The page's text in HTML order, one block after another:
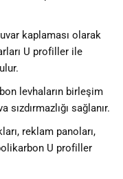
kaplaması olarak
U profiller ile
levhaların birleşim
sağlanır.
reklam panoları,
U profiller